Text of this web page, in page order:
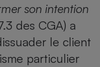
son intention
des CGA) a
le client
particulier